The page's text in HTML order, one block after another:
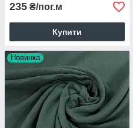
235 ₴/пог.м
Купити
Новинка